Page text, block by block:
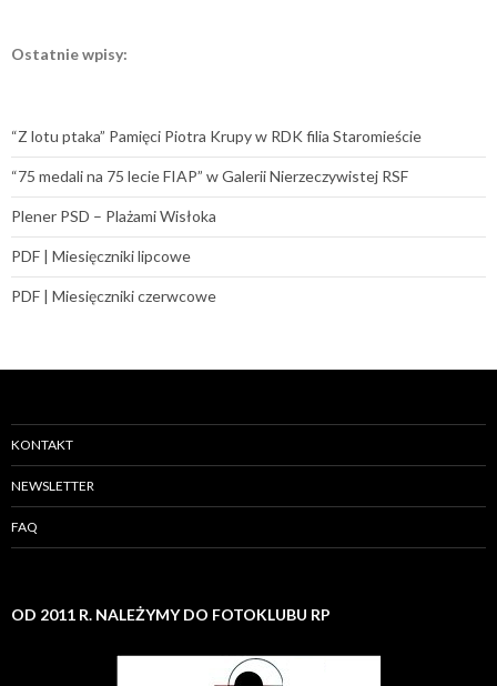
Ostatnie wpisy:
“Z lotu ptaka” Pamięci Piotra Krupy w RDK filia Staromieście
“75 medali na 75 lecie FIAP” w Galerii Nierzeczywistej RSF
Plener PSD – Plażami Wisłoka
PDF | Miesięczniki lipcowe
PDF | Miesięczniki czerwcowe
KONTAKT
NEWSLETTER
FAQ
OD 2011 R. NALEŻYMY DO FOTOKLUBU RP